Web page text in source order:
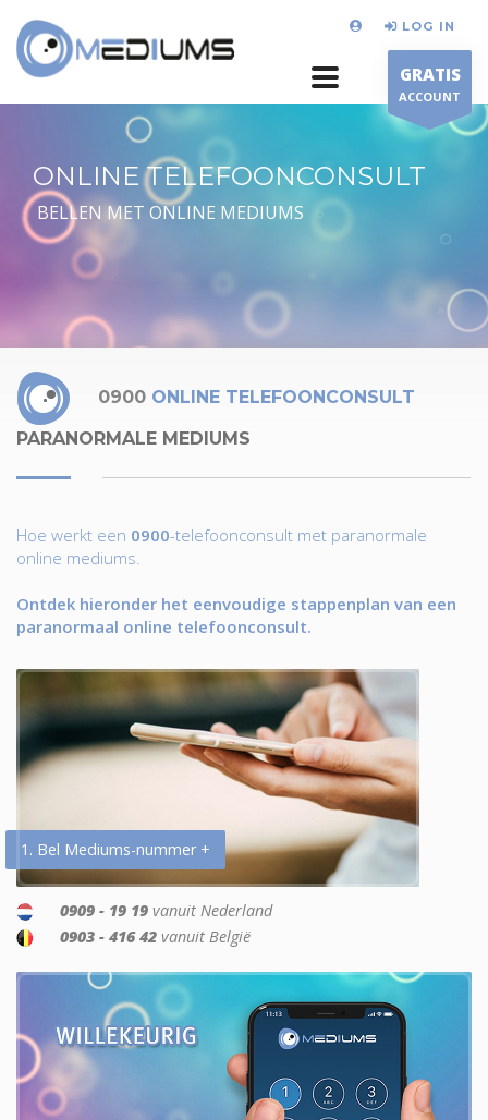
LOG IN
GRATIS
ACCOUNT
ONLINE TELEFOONCONSULT
BELLEN MET ONLINE MEDIUMS
0900 ONLINE TELEFOONCONSULT
PARANORMALE MEDIUMS
Hoe werkt een 0900-telefoonconsult met paranormale
online mediums.
Ontdek hieronder het eenvoudige stappenplan van een
paranormaal online telefoonconsult.
1. Bel Mediums-nummer +
0909 - 19 19 vanuit Nederland
0903 - 416 42 vanuit België